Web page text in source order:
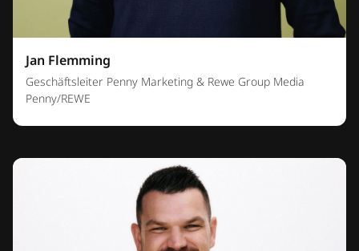
Jan Flemming
Geschäftsleiter Penny Marketing & Rewe Group Media
Penny/REWE